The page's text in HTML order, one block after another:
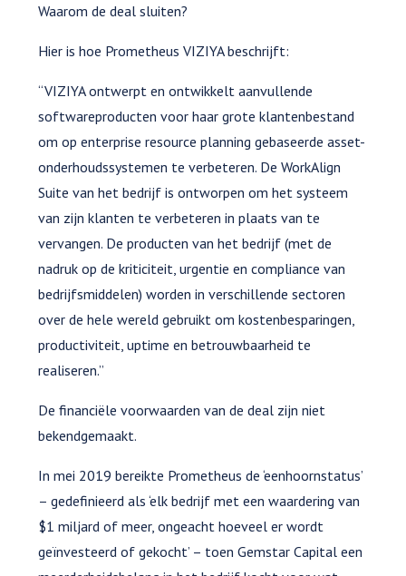
Waarom de deal sluiten?
Hier is hoe Prometheus VIZIYA beschrijft:
“VIZIYA ontwerpt en ontwikkelt aanvullende
softwareproducten voor haar grote klantenbestand
om op enterprise resource planning gebaseerde asset-
onderhoudssystemen te verbeteren. De WorkAlign
Suite van het bedrijf is ontworpen om het systeem
van zijn klanten te verbeteren in plaats van te
vervangen. De producten van het bedrijf (met de
nadruk op de kriticiteit, urgentie en compliance van
bedrijfsmiddelen) worden in verschillende sectoren
over de hele wereld gebruikt om kostenbesparingen,
productiviteit, uptime en betrouwbaarheid te
realiseren.”
De financiële voorwaarden van de deal zijn niet
bekendgemaakt.
In mei 2019 bereikte Prometheus de ‘eenhoornstatus’
– gedefinieerd als ‘elk bedrijf met een waardering van
$1 miljard of meer, ongeacht hoeveel er wordt
geïnvesteerd of gekocht’ – toen Gemstar Capital een